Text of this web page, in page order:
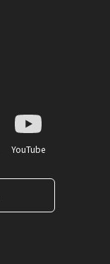
YouTube